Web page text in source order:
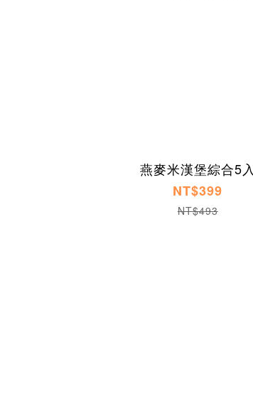
燕麥米漢堡綜合5入
NT$399
NT$493